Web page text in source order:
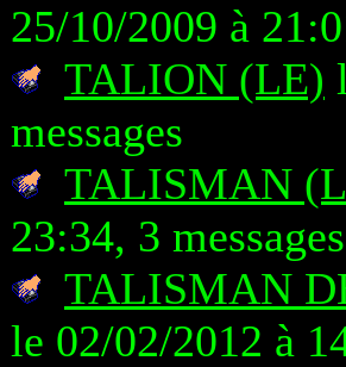
25/10/2009 à
TALION (LE)
messages
TALISMAN
23:34, 3 messages
TALISMAN
le 02/02/2012 à